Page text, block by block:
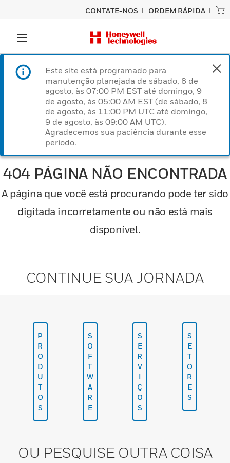
CONTATE-NOS ORDEM RÁPIDA
Este site está programado para
manutenção planejada de sábado, 8 de
agosto, às 07:00 PM EST até domingo, 9
de agosto, às 05:00 AM EST (de sábado, 8
de agosto, às 11:00 PM UTC até domingo,
9 de agosto, às 09:00 AM UTC).
Agradecemos sua paciência durante esse
período.
404 PÁGINA NÃO ENCONTRADA
A página que você está procurando pode ter sido
digitada incorretamente ou não está mais
disponível.
CONTINUE SUA JORNADA
P
R
O
D
U
T
O
S
S
O
F
T
W
A
R
E
S
E
R
V
I
Ç
O
S
S
E
T
O
R
E
S
OU PESQUISE OUTRA COISA